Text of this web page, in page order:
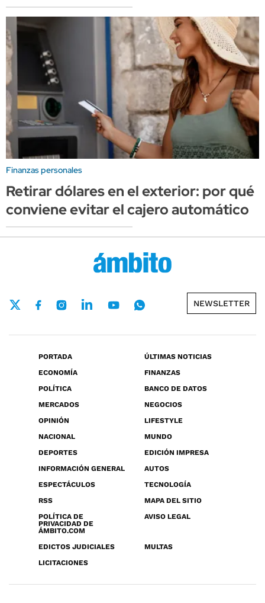
Finanzas personales
Retirar dólares en el exterior: por qué
conviene evitar el cajero automático
NEWSLETTER
PORTADA
ÚLTIMAS NOTICIAS
ECONOMÍA
FINANZAS
POLÍTICA
BANCO DE DATOS
MERCADOS
NEGOCIOS
OPINIÓN
LIFESTYLE
NACIONAL
MUNDO
DEPORTES
EDICIÓN IMPRESA
INFORMACIÓN GENERAL
AUTOS
ESPECTÁCULOS
TECNOLOGÍA
RSS
MAPA DEL SITIO
POLÍTICA DE
PRIVACIDAD DE
ÁMBITO.COM
AVISO LEGAL
EDICTOS JUDICIALES
MULTAS
LICITACIONES